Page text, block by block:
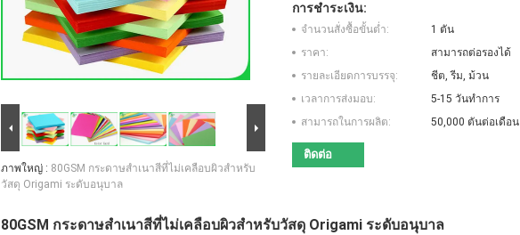
ภาพใหญ่ : 80GSM กระดาษสำเนาสีที่ไม่เคลือบผิวสำหรับ
วัสดุ Origami ระดับอนุบาล
การชำระเงิน:
จำนวนสั่งซื้อขั้นต่ำ:
1 ตัน
ราคา:
สามารถต่อรองได้
รายละเอียดการบรรจุ:
ชีต, รีม, ม้วน
เวลาการส่งมอบ:
5-15 วันทำการ
สามารถในการผลิต:
50,000 ตันต่อเดือน
ติดต่อ
80GSM กระดาษสำเนาสีที่ไม่เคลือบผิวสำหรับวัสดุ Origami ระดับอนุบาล